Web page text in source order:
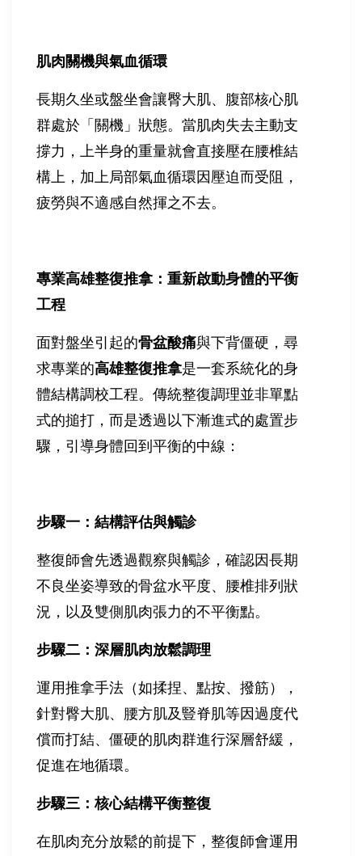
肌肉關機與氣血循環
長期久坐或盤坐會讓臀大肌、腹部核心肌
群處於「關機」狀態。當肌肉失去主動支
撐力，上半身的重量就會直接壓在腰椎結
構上，加上局部氣血循環因壓迫而受阻，
疲勞與不適感自然揮之不去。
專業高雄整復推拿：重新啟動身體的平衡
工程
面對盤坐引起的骨盆酸痛與下背僵硬，尋
求專業的高雄整復推拿是一套系統化的身
體結構調校工程。傳統整復調理並非單點
式的搥打，而是透過以下漸進式的處置步
驟，引導身體回到平衡的中線：
步驟一：結構評估與觸診
整復師會先透過觀察與觸診，確認因長期
不良坐姿導致的骨盆水平度、腰椎排列狀
況，以及雙側肌肉張力的不平衡點。
步驟二：深層肌肉放鬆調理
運用推拿手法（如揉捏、點按、撥筋），
針對臀大肌、腰方肌及豎脊肌等因過度代
償而打結、僵硬的肌肉群進行深層舒緩，
促進在地循環。
步驟三：核心結構平衡整復
在肌肉充分放鬆的前提下，整復師會運用